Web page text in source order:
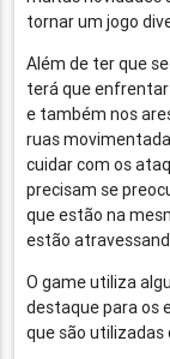
tornar um jogo
Além de ter que
terá que
e também nos
ruas
cuidar com os
precisam se
que estão na
estão
O game utiliza
destaque para os
que são utilizadas